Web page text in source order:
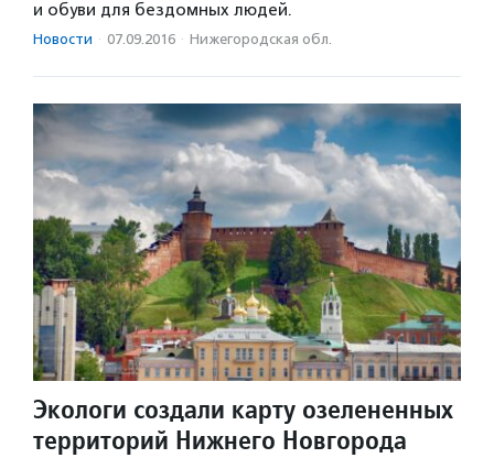
и обуви для бездомных людей.
Новости · 07.09.2016 · Нижегородская обл.
Экологи создали карту озелененных
территорий Нижнего Новгорода